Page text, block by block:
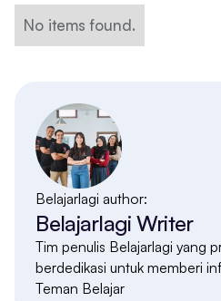
No items found.
Belajarlagi author:
Belajarlagi Writer
Tim penulis Belajarlagi yang
berdedikasi untuk memberi
Teman Belajar